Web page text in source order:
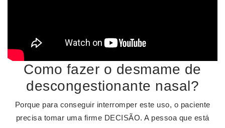
Como fazer o desmame de
descongestionante nasal?
Porque para conseguir interromper este uso, o paciente
precisa tomar uma firme DECISÃO. A pessoa que está